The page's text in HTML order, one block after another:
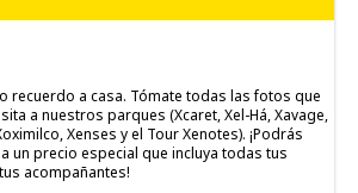
recuerdo a casa. Tómate todas las fotos que
a nuestros parques (Xcaret, Xel-Há, Xavage,
Xenses y el Tour Xenotes). ¡Podrás
un precio especial que incluya todas tus
acompañantes!